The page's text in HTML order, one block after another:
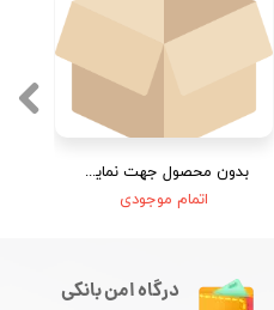
بدون محصول جهت نمایش
اتمام موجودی
درگاه امن بانکی